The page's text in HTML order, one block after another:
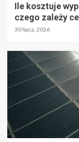
Ile kosztuje
czego zależy
30 lipca, 2026